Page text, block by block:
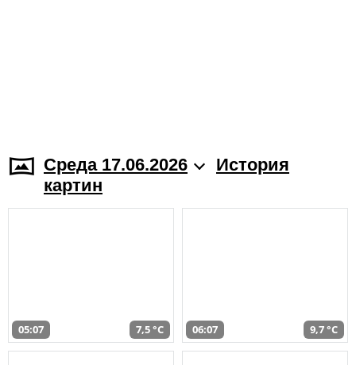
Среда 17.06.2026
История
картин
05:07 7,5 °C 06:07 9,7 °C